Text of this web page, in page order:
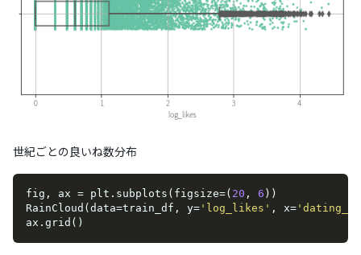
世紀ごとの良いね数分布
fig, ax = plt.subplots(figsize=( 20 , 6 ))
RainCloud(data=train_df, y= 'log_likes' , x=
ax.grid()